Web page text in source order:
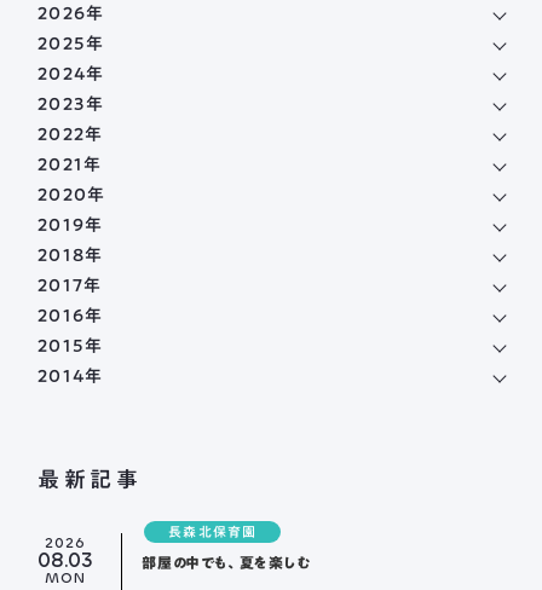
2026年
2025年
2024年
2023年
2022年
2021年
2020年
2019年
2018年
2017年
2016年
2015年
2014年
最新記事
2026
08.03
MON
長森北保育園
部屋の中でも、夏を楽しむ